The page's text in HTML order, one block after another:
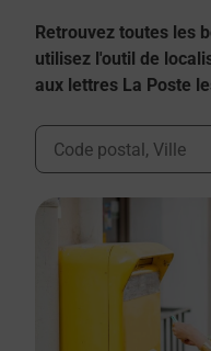
Retrouvez toutes les
utilisez l'outil de
aux lettres La Poste
Ville, Département,